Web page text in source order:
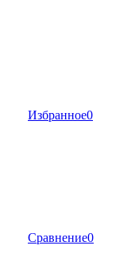
Избранное0
Сравнение0